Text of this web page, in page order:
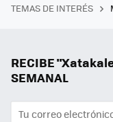
TEMAS DE INTERÉS
RECIBE
SEMANAL